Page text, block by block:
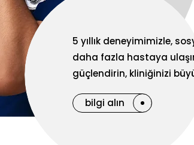
5 yıllık deneyimimizle,
daha fazla hastaya
güçlendirin, kliniğinizi
bilgi alın